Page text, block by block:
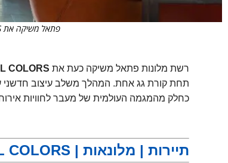
פתאל משיקה את FATTAL COLORS - בכר האוס צילום: אסף פינצ'וק
רשת מלונות פתאל משיקה כעת את COLORS
תחת קורת גג אחת. המהלך משלב עיצוב חדשני
כחלק מהמגמה העולמית של מעבר לחוויות
תיירות | מלונאות | FATTAL COLORS | –